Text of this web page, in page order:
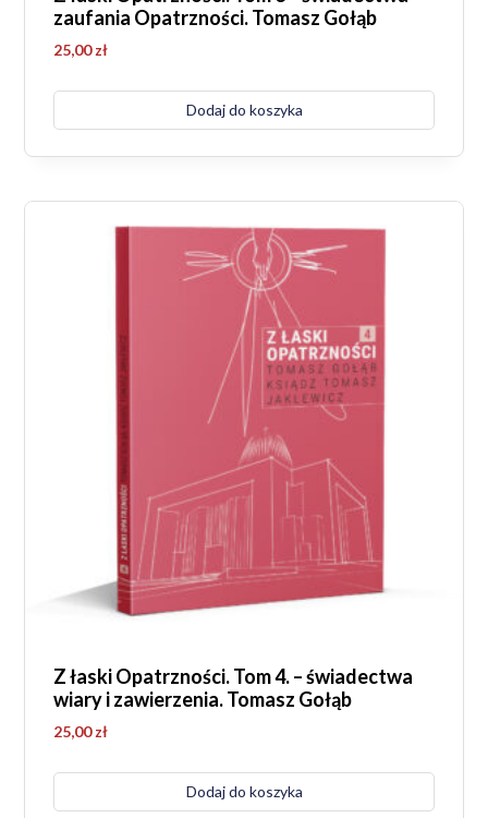
zaufania Opatrzności. Tomasz Gołąb
25,00zł
Dodaj do koszyka
Z łaski Opatrzności. Tom 4. – świadectwa
wiary i zawierzenia. Tomasz Gołąb
25,00zł
Dodaj do koszyka